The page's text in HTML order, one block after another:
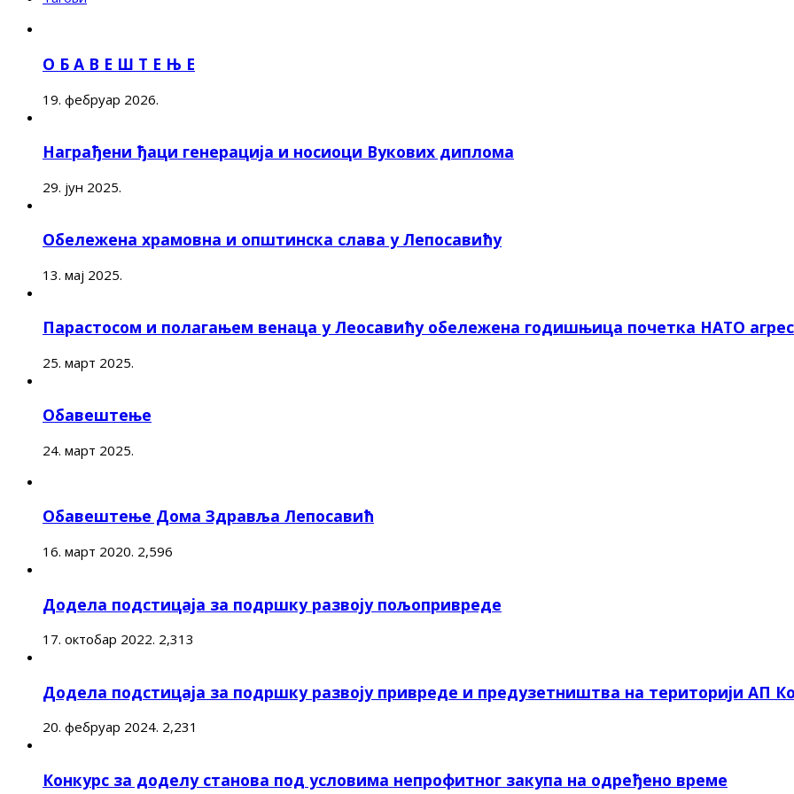
О Б А В Е Ш Т Е Њ Е
19. фебруар 2026.
Награђени ђаци генерација и носиоци Вукових диплома
29. јун 2025.
Обележена храмовна и општинска слава у Лепосавићу
13. мај 2025.
Парастосом и полагањем венаца у Леосавићу обележена годишњица почетка НАТО
25. март 2025.
Обавештење
24. март 2025.
Обавештење Дома Здравља Лепосавић
16. март 2020. 2,596
Додела подстицаја за подршку развоју пољопривреде
17. октобар 2022. 2,313
Додела подстицаја за подршку развоју привреде и предузетништва на територији АП
20. фебруар 2024. 2,231
Конкурс за доделу станова под условима непрофитног закупа на одређено време